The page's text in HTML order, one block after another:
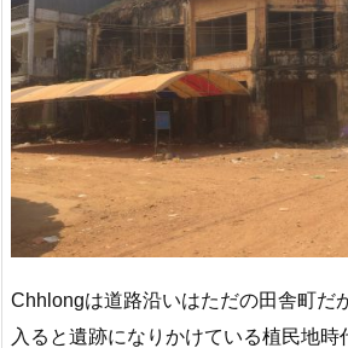
Chhlongは道路沿いはただの田舎町だ
入ると遺跡になりかけている植民地時